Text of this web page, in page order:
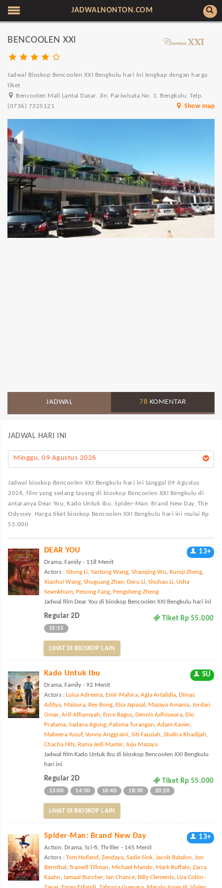
JADWALNONTON.COM
BENCOOLEN XXI
Jadwal Bioskop Bencoolen XXI Bengkulu hari ini lengkap dengan harga
tiket
Bencoolen Mall Lantai Dasar. Jln. Pariwisata No. 1. Bengkulu. Telp.
(0736) 7325121
Show map
JADWAL 78 KOMENTAR
JADWAL HARI INI
Minggu, 09 Agustus 2026
Jadwal bioskop Bencoolen XXI Bengkulu hari ini tanggal 09 Agustus
2026, film yang sedang tayang di bioskop Bencoolen XXI Bengkulu di
antaranya Dear You, Kado Untuk Ibu, Spider-Man: Brand New Day, The
Odyssey. Harga tiket bioskop Bencoolen XXI Bengkulu hari ini mulai Rp
55.000
DEAR YOU 13+
Drama, Family - 118 Menit
Actors : Sitong Li, Yantong Wang, Shaoqing Wu, Runqi Zheng,
Xiaohui Wang, Shuguang Zhao, Deru Li, Shuhao Li, Usha
Seamkhum, Peisong Fang, Pengsheng Zheng
Jadwal film Dear You di bioskop Bencoolen XXI Bengkulu hari ini
Regular 2D Tiket Rp 55.000
15:15
LIHAT DI BIOSKOP LAIN
Kado Untuk Ibu SU
Drama, Family - 92 Menit
Actors : Luisa Adreena, Emir Mahira, Agla Artalidia, Dimas
Aditya, Maizura, Rey Bong, Elsa Japasal , Mazaya Amania, Jordan
Omar, Arif Alfiansyah, Ence Bagus, Dennis Adhiswara, Dio
Pratama, Sadana Agung, Paloma Turangan, Adam Xavier,
Maheera Yusuf, Vonny Anggraini, Siti Fauziah, Shafira Khadijah,
Chacha Hits, Rama Jedi Master, Juju Mazaya
Jadwal film Kado Untuk Ibu di bioskop Bencoolen XXI Bengkulu
hari ini
Regular 2D Tiket Rp 55.000
13:00 14:50 16:40 18:30 20:20
LIHAT DI BIOSKOP LAIN
Spider-Man: Brand New Day 13+
Action, Drama, Sci-fi, Thriller - 145 Menit
Actors : Tom Holland , Zendaya, Sadie Sink, Jacob Batalon, Jon
Bernthal , Tramell Tillman, Michael Mando, Mark Ruffalo, Zarra
Kaahn, Jamaal Burcher, Ian Chance, Billy Clements, Liza Colón-